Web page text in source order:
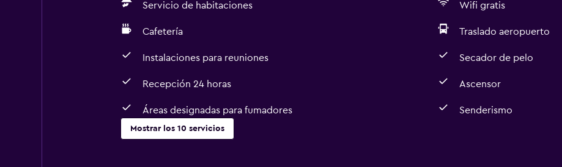
Servicio de habitaciones Wifi gratis
Cafetería Traslado aeropuerto
Instalaciones para reuniones Secador de pelo
Recepción 24 horas Ascensor
Áreas designadas para fumadores Senderismo
Mostrar los 10 servicios